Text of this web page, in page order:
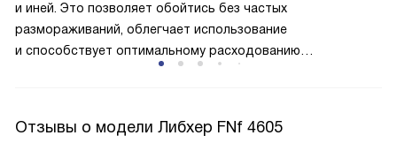
меньше электроэнергии.
и иней. Это позволяет обойтись без частых
размораживаний, облегчает использование
и способствует оптимальному расходованию
камеры.
Отзывы о модели Либхер FNf 4605